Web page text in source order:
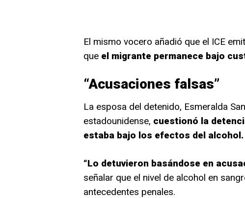
El mismo vocero añadió que el ICE
queel migrante permanece bajo
“Acusaciones falsas”
La esposa del detenido, Esmeralda
estadounidense, cuestionó la
estaba bajo los efectos del alcohol.
“Lo detuvieron basándose en
señalar que el nivel de alcohol en
antecedentes penales.